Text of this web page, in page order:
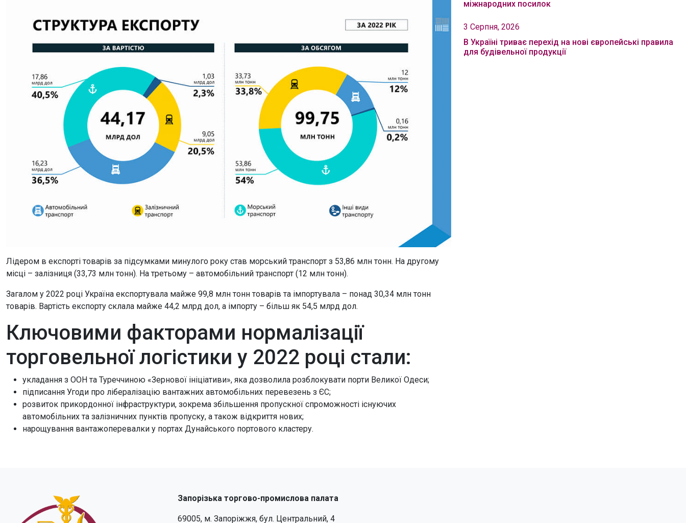
Лідером в експорті товарів за підсумками минулого року став морський транспорт з 53,86 млн тонн. На другому
місці – залізниця (33,73 млн тонн). На третьому – автомобільний транспорт (12 млн тонн).
Загалом у 2022 році Україна експортувала майже 99,8 млн тонн товарів та імпортувала – понад 30,34 млн тонн
товарів. Вартість експорту склала майже 44,2 млрд дол, а імпорту – більш як 54,5 млрд дол.
Ключовими факторами нормалізації
торговельної логістики у 2022 році стали:
укладання з ООН та Туреччиною «Зернової ініціативи», яка дозволила розблокувати порти Великої Одеси;
підписання Угоди про лібералізацію вантажних автомобільних перевезень з ЄС;
розвиток прикордонної інфраструктури, зокрема збільшення пропускної спроможності існуючих
автомобільних та залізничних пунктів пропуску, а також відкриття нових;
нарощування вантажоперевалки у портах Дунайського портового кластеру.
міжнародних посилок
3 Серпня, 2026
В Україні триває перехід на нові європейські правила
для будівельної продукції
Запорізька торгово-промислова палата
69005, м. Запоріжжя, бул. Центральний, 4